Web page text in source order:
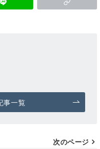
事一覧
次のページ